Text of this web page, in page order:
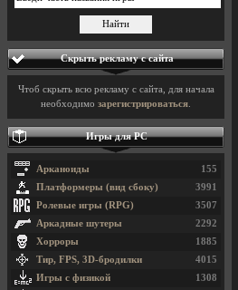
Скрыть рекламу с сайта
Чтоб скрыть всю рекламу с сайта, для начала
необходимо зарегистрироваться
Игры для PC
155
Арканоиды
3991
Платформеры (вид сбоку)
3507
Ролевые игры (RPG)
2292
Аркадные шутеры
1885
Хорроры
4015
Тир, FPS, 3D-бродилки
1308
Игры с физикой